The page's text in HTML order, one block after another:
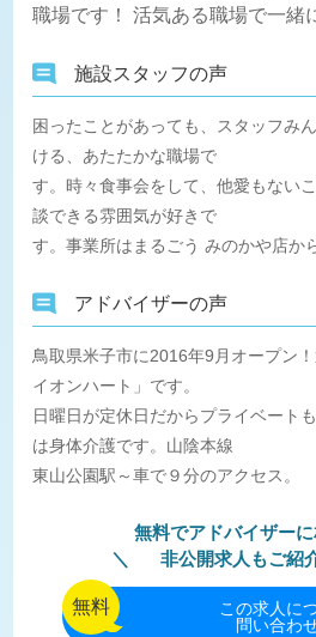
職場です！ 活気ある職場で一緒
施設スタッフの声
困ったことがあっても、スタッフみ
ける、あたたかな職場で
す。時々食事会をして、他愛もない
談できる雰囲気が好きで
す。事業所はまるごう みのかや店か
アドバイザーの声
鳥取県米子市に2016年9月オープン
イオンハート」です。
日曜日が定休日だからプライベー
は身体介護です。山陰本線
東山公園駅～車で９分のアクセス。
無料でアドバイザーに
非公開求人もご紹
無料 この求人に
問い合わ